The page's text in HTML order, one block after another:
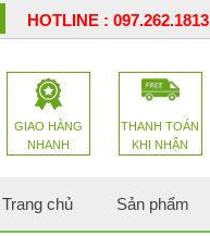
HOTLINE : 097.262.1813
GIAO HÀNG
NHANH
THANH TOÁN
KHI NHẬN
Trang chủ Sản phẩm